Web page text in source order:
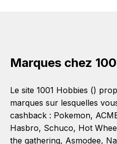
Marques chez
Le site 1001 Hobbies ()
marques sur lesquelles
cashback : Pokemon,
Hasbro, Schuco, Hot
the gathering, Asmodee,